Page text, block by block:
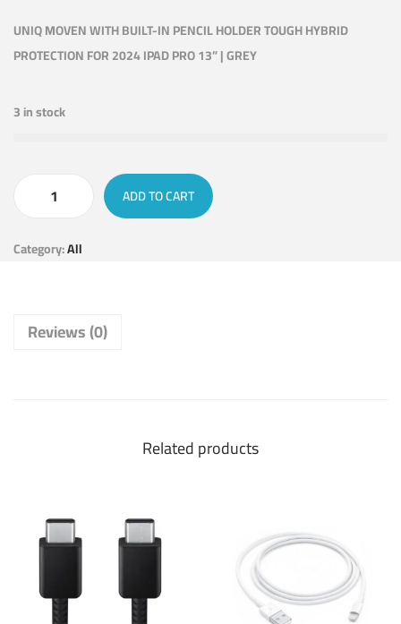
UNIQ MOVEN WITH BUILT-IN PENCIL HOLDER TOUGH HYBRID
PROTECTION FOR 2024 IPAD PRO 13” | GREY
3 in stock
ADD TO CART
Category:All
Reviews (0)
Related products